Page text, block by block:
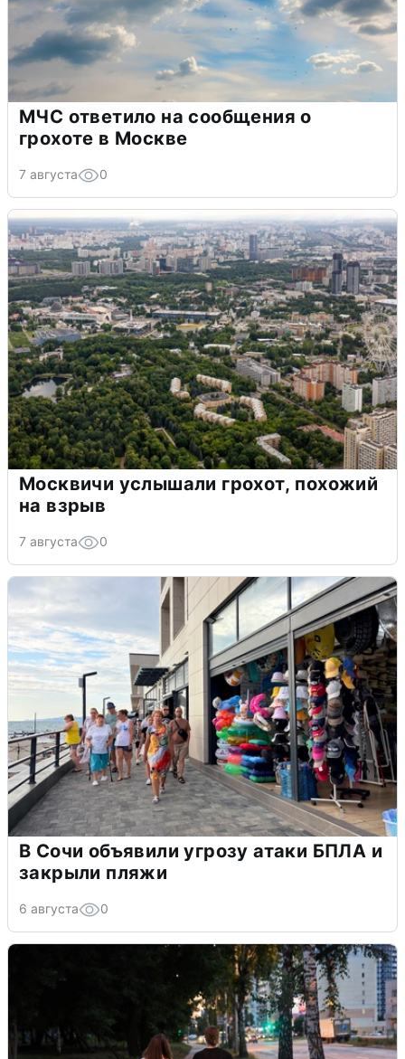
МЧС ответило на сообщения о
грохоте в Москве
7 августа 0
Москвичи услышали грохот, похожий
на взрыв
7 августа 0
В Сочи объявили угрозу атаки БПЛА и
закрыли пляжи
6 августа 0